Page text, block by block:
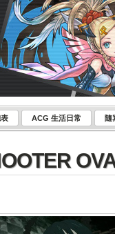
ACG 生活日常 隨